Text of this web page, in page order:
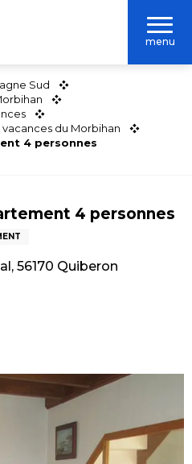
menu
Sud
du Morbihan
4 personnes
4 personnes
56170 Quiberon